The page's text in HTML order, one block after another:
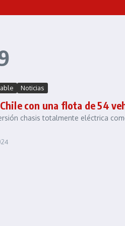
Noticias
con una flota de 54
chasis totalmente eléctrica